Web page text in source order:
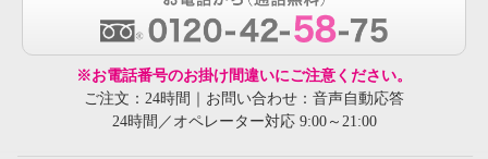
※お電話番号のお掛け間違いにご注意ください。
ご注文：24時間｜お問い合わせ：音声自動応答
24時間／オペレーター対応 9:00～21:00